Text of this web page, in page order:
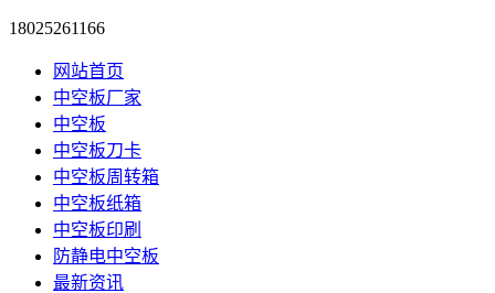
18025261166
网站首页
中空板厂家
中空板
中空板刀卡
中空板周转箱
中空板纸箱
中空板印刷
防静电中空板
最新资讯